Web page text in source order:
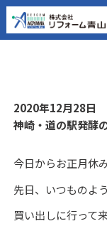
2020年12月28日
神崎・道の駅発酵
今日からお正月休
先日、いつものよ
買い出しに行って